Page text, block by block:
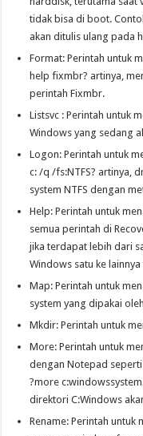
tidak bisa di boot.
akan ditulis ulang pada
Format: Perintah untuk
help fixmbr? artinya,
perintah Fixmbr.
Listsvc : Perintah untuk
Windows yang sedang
Logon: Perintah untuk
c: /q /fs:NTFS? artinya,
system NTFS dengan
Help: Perintah untuk
semua perintah di
jika terdapat lebih dari
Windows satu ke
Map: Perintah untuk
system yang dipakai
Mkdir: Perintah untuk
More: Perintah untuk
dengan Notepad seperti
?more
direktori C:Windows
Rename: Perintah untuk